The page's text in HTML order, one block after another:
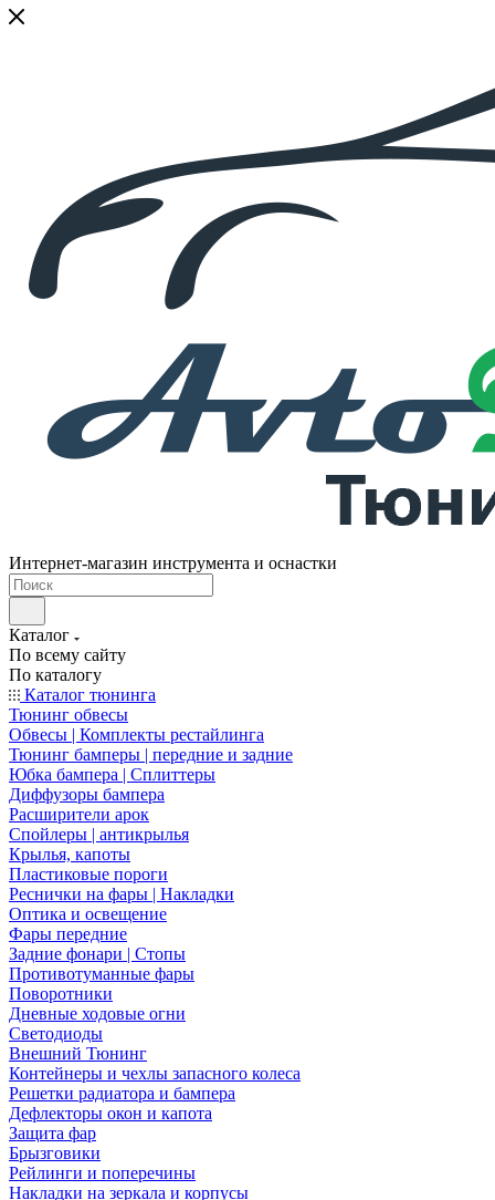
Интернет-магазин инструмента и оснастки
Каталог
По всему сайту
По каталогу
Каталог тюнинга
Тюнинг обвесы
Обвесы | Комплекты рестайлинга
Тюнинг бамперы | передние и задние
Юбка бампера | Сплиттеры
Диффузоры бампера
Расширители арок
Спойлеры | антикрылья
Крылья, капоты
Пластиковые пороги
Реснички на фары | Накладки
Оптика и освещение
Фары передние
Задние фонари | Стопы
Противотуманные фары
Поворотники
Дневные ходовые огни
Светодиоды
Внешний Тюнинг
Контейнеры и чехлы запасного колеса
Решетки радиатора и бампера
Дефлекторы окон и капота
Защита фар
Брызговики
Рейлинги и поперечины
Накладки на зеркала и корпусы